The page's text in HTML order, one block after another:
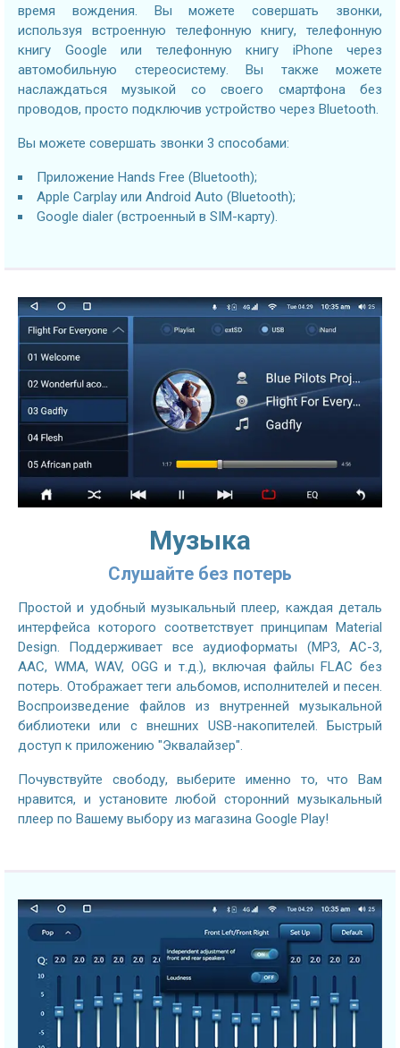
время вождения. Вы можете совершать звонки,
используя встроенную телефонную книгу, телефонную
книгу Google или телефонную книгу iPhone через
автомобильную стереосистему. Вы также можете
наслаждаться музыкой со своего смартфона без
проводов, просто подключив устройство через Bluetooth.
Вы можете совершать звонки 3 способами:
Приложение Hands Free (Bluetooth);
Apple Carplay или Android Auto (Bluetooth);
Google dialer (встроенный в SIM-карту).
Музыка
Слушайте без потерь
Простой и удобный музыкальный плеер, каждая деталь
интерфейса которого соответствует принципам Material
Design. Поддерживает все аудиоформаты (MP3, AC-3,
AAC, WMA, WAV, OGG и т.д.), включая файлы FLAC без
потерь. Отображает теги альбомов, исполнителей и песен.
Воспроизведение файлов из внутренней музыкальной
библиотеки или с внешних USB-накопителей. Быстрый
доступ к приложению "Эквалайзер".
Почувствуйте свободу, выберите именно то, что Вам
нравится, и установите любой сторонний музыкальный
плеер по Вашему выбору из магазина Google Play!